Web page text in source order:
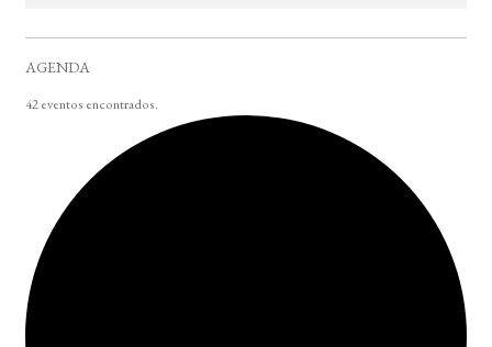
AGENDA
42 eventos encontrados.